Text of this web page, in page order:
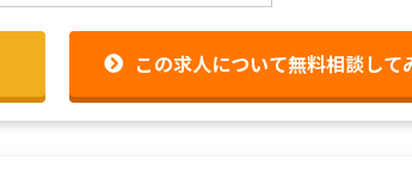
この求人について無料相談して